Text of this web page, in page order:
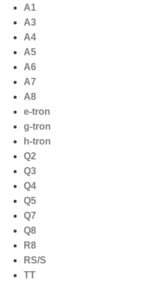
naar
inhoud
A1
A3
A4
A5
A6
A7
A8
e-tron
g-tron
h-tron
Q2
Q3
Q4
Q5
Q7
Q8
R8
RS/S
TT